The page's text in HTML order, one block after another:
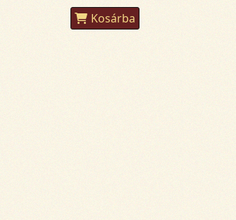
Kosárba